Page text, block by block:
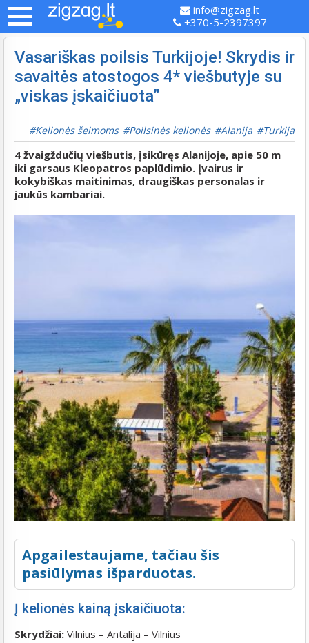
info@zigzag.lt
+370-5-2397397
Vasariškas poilsis Turkijoje! Skrydis ir
savaitės atostogos 4* viešbutyje su
„viskas įskaičiuota”
Kelionės šeimoms Poilsinės kelionės Alanija Turkija
4 žvaigždučių viešbutis, įsikūręs Alanijoje, apie 50 m
iki garsaus Kleopatros paplūdimio. Įvairus ir
kokybiškas maitinimas, draugiškas personalas ir
jaukūs kambariai.
Apgailestaujame, tačiau šis
pasiūlymas išparduotas.
Į kelionės kainą įskaičiuota:
Skrydžiai: Vilnius – Antalija – Vilnius